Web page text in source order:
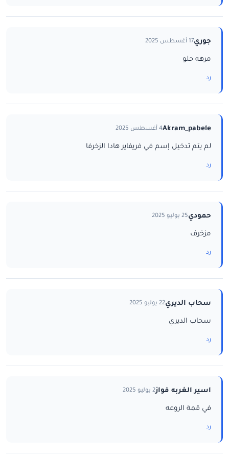
جوري17 أغسطس 2025
مرهه حلو
رد
Akram_pabele4 أغسطس 2025
لم يتم تدخيل إسم في فريفاير هادا الزخرفا
رد
حمودي25 يوليو 2025
مزخرف
رد
سحاب الديري22 يوليو 2025
سحاب الديري
رد
اسير الغربه فواز2 يوليو 2025
في قمة الروعه
رد